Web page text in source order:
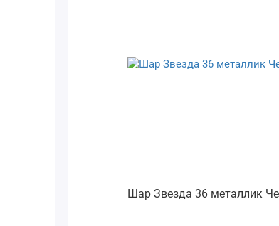
Шар Звезда 36 металлик